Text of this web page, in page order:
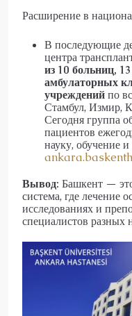
Расширение в
В последующие
центра
из 10 больниц,
амбулаторных
учрежденийпо
Стамбул, Измир,
Сегодня группа
пациентов
науку, обучение
Вывод: Башкент —
система, где лечение
исследованиях и
специалистов разных